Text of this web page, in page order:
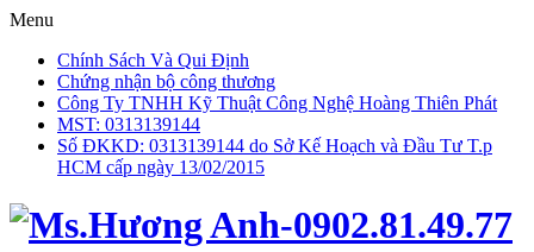
Menu
Chính Sách Và Qui Định
Chứng nhận bộ công thương
Công Ty TNHH Kỹ Thuật Công Nghệ Hoàng Thiên Phát
MST: 0313139144
Số ĐKKD: 0313139144 do Sở Kế Hoạch và Đầu Tư T.p
HCM cấp ngày 13/02/2015